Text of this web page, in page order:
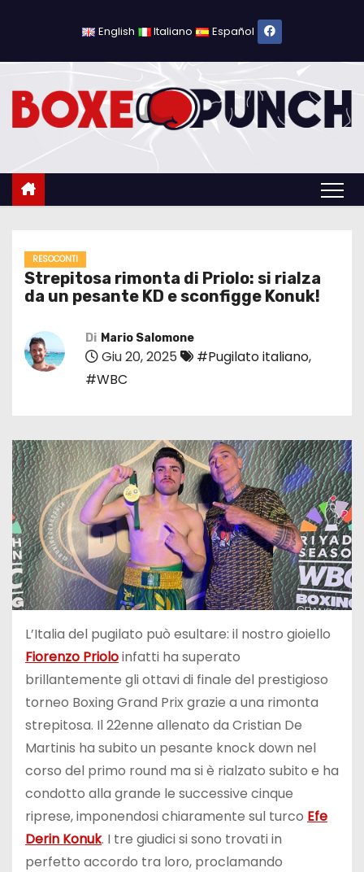
c
English Italiano Español
RESOCONTI
Strepitosa rimonta di Priolo: si rialza
da un pesante KD e sconfigge Konuk!
Di Mario Salomone
Giu 20, 2025 #Pugilato italiano,
#WBC
L’Italia del pugilato può esultare: il nostro gioiello
Fiorenzo Prioloinfatti ha superato
brillantemente gli ottavi di finale del prestigioso
torneo Boxing Grand Prix grazie a una rimonta
strepitosa. Il 22enne allenato da Cristian De
Martinis ha subito un pesante knock down nel
corso del primo round ma si è rialzato subito e ha
condotto alla grande le successive cinque
riprese, imponendosi chiaramente sul turco Efe
Derin Konuk. I tre giudici si sono trovati in
perfetto accordo tra loro, proclamando